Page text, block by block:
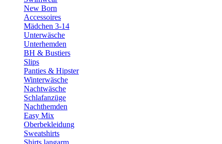
New Born
Accessoires
Mädchen 3-14
Unterwäsche
Unterhemden
BH & Bustiers
Slips
Panties & Hipster
Winterwäsche
Nachtwäsche
Schlafanzüge
Nachthemden
Easy Mix
Oberbekleidung
Sweatshirts
Shirts langarm